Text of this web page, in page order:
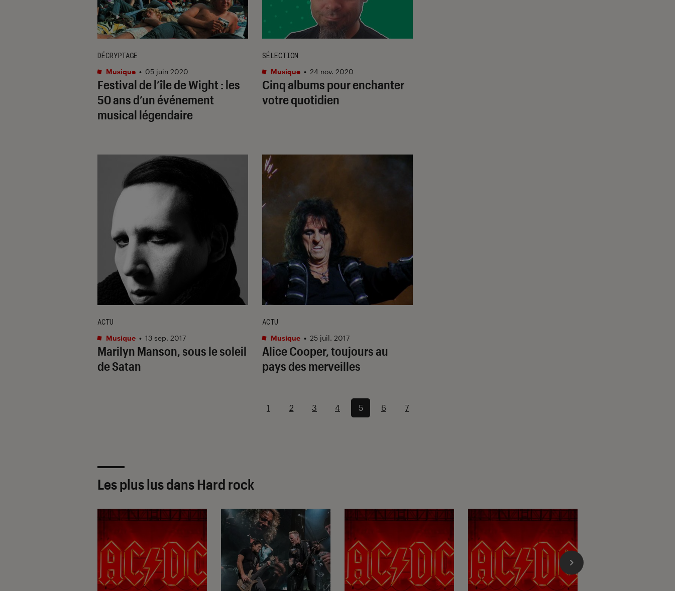
Festival de l’île de Wight : les
50 ans d’un événement
musical légendaire
DÉCRYPTAGE
Musique • 05 juin 2020
Cinq albums pour enchanter
votre quotidien
SÉLECTION
Musique • 24 nov. 2020
Marilyn Manson, sous le soleil
de Satan
ACTU
Musique • 13 sep. 2017
Alice Cooper, toujours au
pays des merveilles
ACTU
Musique • 25 juil. 2017
1 2 3 4 5 6 7
Les plus lus dans Hard rock